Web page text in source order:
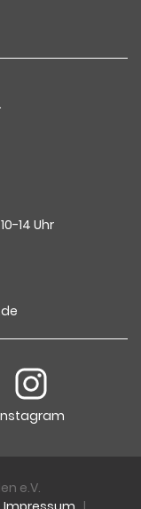
14 Uhr
e.V.